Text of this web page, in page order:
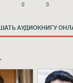
АУДИОКНИГУ
0 0